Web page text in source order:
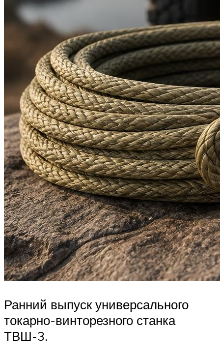
Ранний выпуск универсального
токарно-винторезного станка
ТВШ-3.